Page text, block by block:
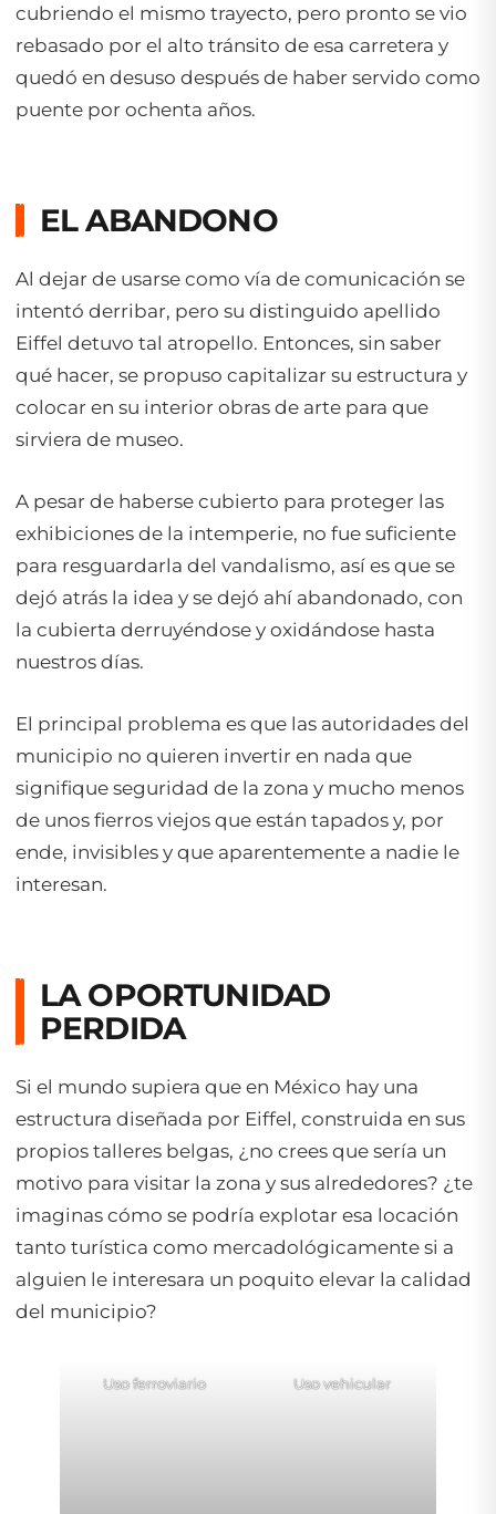
cubriendo el mismo trayecto, pero pronto se vio
rebasado por el alto tránsito de esa carretera y
quedó en desuso después de haber servido como
puente por ochenta años.
EL ABANDONO
Al dejar de usarse como vía de comunicación se
intentó derribar, pero su distinguido apellido
Eiffel detuvo tal atropello. Entonces, sin saber
qué hacer, se propuso capitalizar su estructura y
colocar en su interior obras de arte para que
sirviera de museo.
A pesar de haberse cubierto para proteger las
exhibiciones de la intemperie, no fue suficiente
para resguardarla del vandalismo, así es que se
dejó atrás la idea y se dejó ahí abandonado, con
la cubierta derruyéndose y oxidándose hasta
nuestros días.
El principal problema es que las autoridades del
municipio no quieren invertir en nada que
signifique seguridad de la zona y mucho menos
de unos fierros viejos que están tapados y, por
ende, invisibles y que aparentemente a nadie le
interesan.
LA OPORTUNIDAD
PERDIDA
Si el mundo supiera que en México hay una
estructura diseñada por Eiffel, construida en sus
propios talleres belgas, ¿no crees que sería un
motivo para visitar la zona y sus alrededores? ¿te
imaginas cómo se podría explotar esa locación
tanto turística como mercadológicamente si a
alguien le interesara un poquito elevar la calidad
del municipio?
Uso ferroviario Uso vehicular